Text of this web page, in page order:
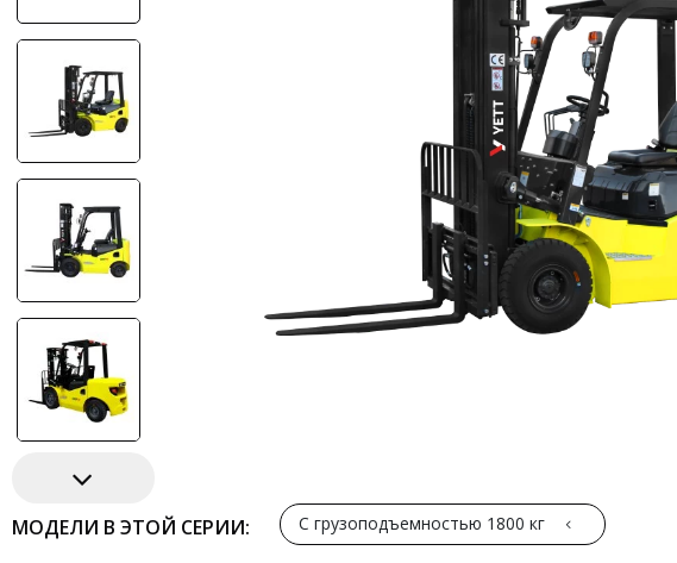
МОДЕЛИ В ЭТОЙ СЕРИИ: С грузоподъемностью 1800 кг